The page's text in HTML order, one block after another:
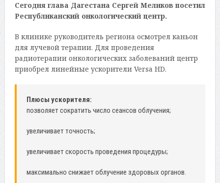
Сегодня глава Дагестана Сергей Меликов посетил
Республиканский онкологический центр.
В клинике руководитель региона осмотрел каньон
для лучевой терапии. Для проведения
радиотерапии онкологических заболеваний центр
приобрел линейные ускорители Versa HD.
Плюсы ускорителя:
позволяет сократить число сеансов облучения;
увеличивает точность;
увеличивает скорость проведения процедуры;
максимально снижает облучение здоровых органов.